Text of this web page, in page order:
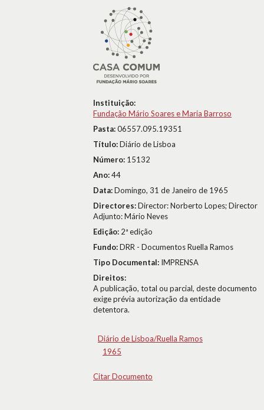
Instituição:
Fundação Mário Soares e Maria Barroso
Pasta:06557.095.19351
Título:Diário de Lisboa
Número: 15132
Ano:44
Data:Domingo, 31 de Janeiro de 1965
Directores:Director: Norberto Lopes; Director
Adjunto: Mário Neves
Edição: 2ª edição
Fundo:DRR - Documentos Ruella Ramos
Tipo Documental: IMPRENSA
Direitos:
A publicação, total ou parcial, deste documento
exige prévia autorização da entidade
detentora.
Diário de Lisboa/Ruella Ramos
1965
Citar Documento